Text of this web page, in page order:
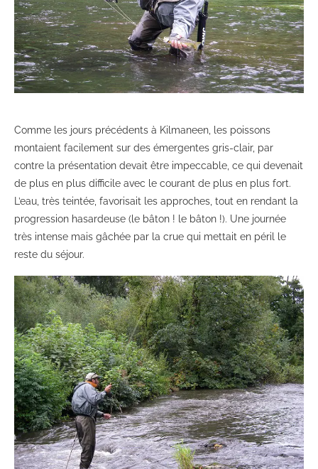
Comme les jours précédents à Kilmaneen, les poissons
montaient facilement sur des émergentes gris-clair, par
contre la présentation devait être impeccable, ce qui devenait
de plus en plus difficile avec le courant de plus en plus fort.
L’eau, très teintée, favorisait les approches, tout en rendant la
progression hasardeuse (le bâton ! le bâton !). Une journée
très intense mais gâchée par la crue qui mettait en péril le
reste du séjour.